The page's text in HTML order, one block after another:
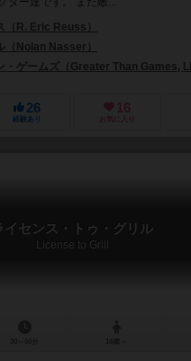
（R. Eric Reuss）
（Nolan Nasser）
・ゲームズ（Greater Than Games,
26
経験あり
16
お気に入り
イセンス・トゥ・グリル
License to Grill